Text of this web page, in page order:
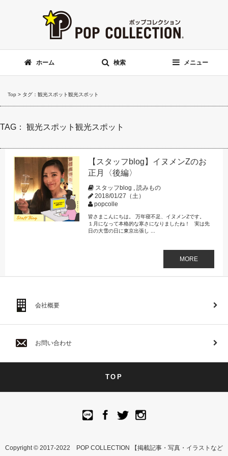
ホーム 検索 メニュー
Top > タグ：観光スポット観光スポット
TAG： 観光スポット観光スポット
【スタッフblog】イヌメンZのお
正月〈後編〉
スタッフblog , 読みもの
2018/01/27（土）
popcolle
皆さまこんにちは。 万年寝不足、イヌメンZです。
１月になって本格的な寒さになりましたね！ 実は先
日の大雪の日に東京出張し ...
MORE
会社概要
お問い合わせ
TOP
Copyright © 2017-2022 POP COLLECTION 【掲載記事・写真・イラストなど